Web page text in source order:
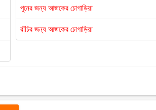
পুনের জন্য আজকের চোগাড়িয়া
রাঁচির জন্য আজকের চোগাড়িয়া